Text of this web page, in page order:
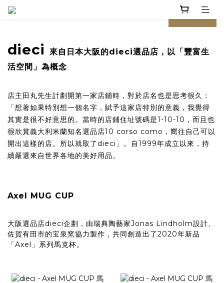
prev next
dieci
來自日本大阪的dieci選品店，以「豐富生
活空間」為概念
店主田丸先生計劃開第一家店鋪時，對於店名也是思考很久：
「想著如果特別想一個名字，賦予這家店特別的意義，我覺得
其實是很不好意思的。當時的店鋪住址號碼是1-10-10，而且也
很欣賞義大利米蘭知名選品店10 corso como，嚮往自己可以
開出這樣的店。所以就取了dieci」。自1999年成立以來，持
續嚴選來自世界各地的美好用品。
Axel MUG CUP
大阪選品店dieci企劃，由瑞典陶藝家Jonas Lindholm設計、
佐賀有田市的宝泉窯協力製作，共同創造出了2020年新品
「Axel」系列馬克杯。